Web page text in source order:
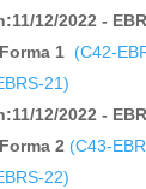
12/2022 -
1 (C42-
21)
12/2022 -
2 (C43-
22)